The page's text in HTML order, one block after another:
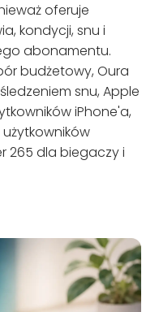
oferuje
kondycji, snu i
abonamentu.
budżetowy, Oura
snu, Apple
iPhone'a,
265 dla biegaczy i